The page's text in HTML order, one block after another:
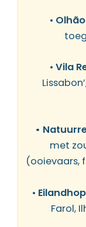
• Olhão
• Vila
•
met
(ooievaars,
•
Farol,